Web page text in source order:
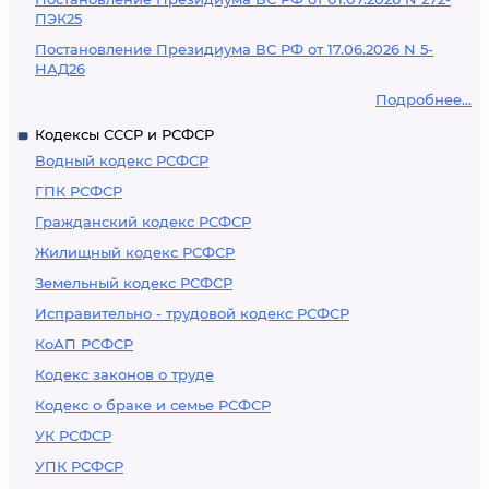
ПЭК25
Постановление Президиума ВС РФ от 17.06.2026 N 5-
НАД26
Подробнее...
Кодексы СССР и РСФСР
Водный кодекс РСФСР
ГПК РСФСР
Гражданский кодекс РСФСР
Жилищный кодекс РСФСР
Земельный кодекс РСФСР
Исправительно - трудовой кодекс РСФСР
КоАП РСФСР
Кодекс законов о труде
Кодекс о браке и семье РСФСР
УК РСФСР
УПК РСФСР